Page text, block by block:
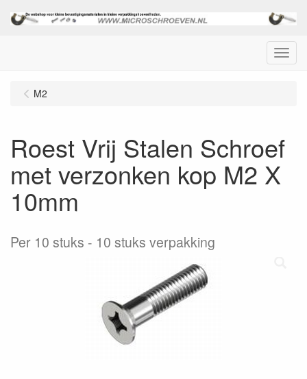
Menu
M2
Roest Vrij Stalen Schroef
met verzonken kop M2 X
10mm
Per 10 stuks 10 stuks verpakking